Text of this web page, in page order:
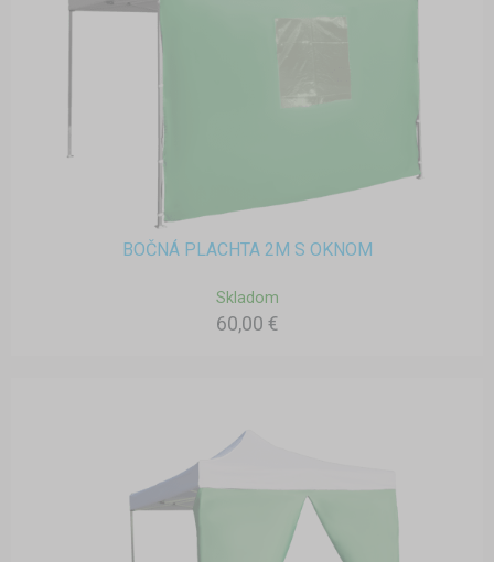
BOČNÁ PLACHTA 2M S OKNOM
Skladom
60,00 €